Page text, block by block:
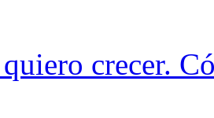
crecer.